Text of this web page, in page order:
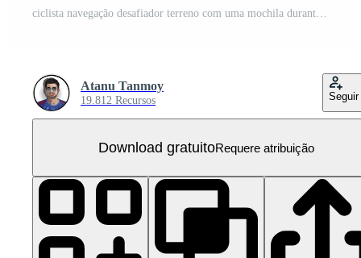
ciclista navegação desafiador terreno com uma mochila durante a ao ar livre aventura dentro uma arborizado área isolado em transparente fundo. PNG Grátis
Atanu Tanmoy
19.812 Recursos Seguir
Download gratuitoRequere atribuição